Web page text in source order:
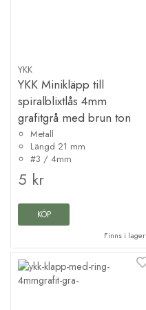
YKK
YKK Minikläpp till
spiralblixtlås 4mm
grafitgrå med brun ton
Metall
Längd 21 mm
#3 / 4mm
5 kr
KÖP
Finns i lager